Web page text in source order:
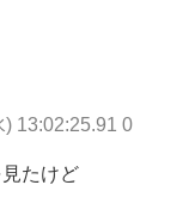
) 13:02:25.91 0
たけど